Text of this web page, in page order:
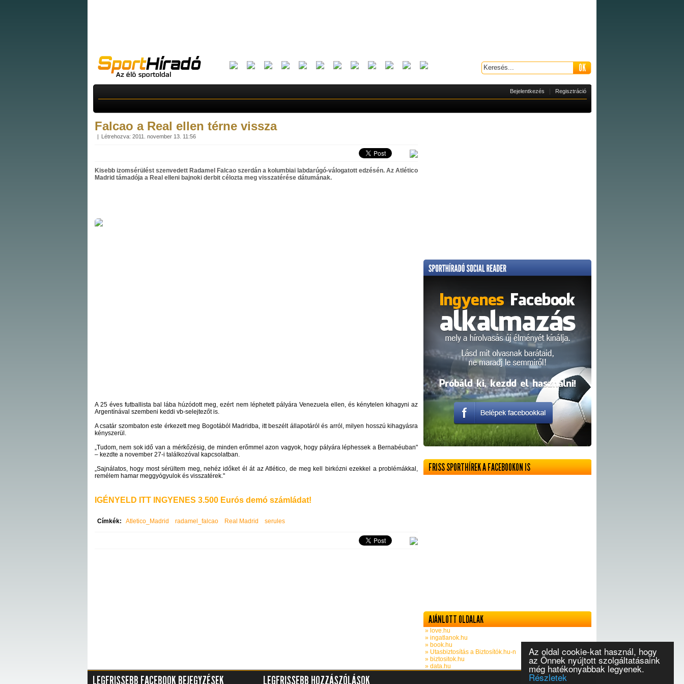
Az oldal cookie-kat használ, hogy
az Önnek nyújtott szolgáltatásaink
még hatékonyabbak legyenek.
Részletek
Bejelentkezés Regisztráció
Falcao a Real ellen térne vissza
Létrehozva: 2011. november 13. 11:56
Kisebb izomsérülést szenvedett Radamel Falcao szerdán a kolumbiai labdarúgó-válogatott edzésén. Az Atlético
Madrid támadója a Real elleni bajnoki derbit célozta meg visszatérése dátumának.
A 25 éves futballista bal lába húzódott meg, ezért nem léphetett pályára Venezuela ellen, és kénytelen kihagyni az
Argentínával szembeni keddi vb-selejtezőt is.
A csatár szombaton este érkezett meg Bogotából Madridba, itt beszélt állapotáról és arról, milyen hosszú kihagyásra
kényszerül.
„Tudom, nem sok idő van a mérkőzésig, de minden erőmmel azon vagyok, hogy pályára léphessek a Bernabéuban"
– kezdte a november 27-i találkozóval kapcsolatban.
„Sajnálatos, hogy most sérültem meg, nehéz időket él át az Atlético, de meg kell birkózni ezekkel a problémákkal,
remélem hamar meggyógyulok és visszatérek."
IGÉNYELD ITT INGYENES 3.500 Eurós demó számládat!
Címkék: Atletico_Madrid radamel_falcao Real Madrid serules
FRISS SPORTHÍREK A FACEBOOKON IS
AJÁNLOTT OLDALAK
» love.hu
» ingatlanok.hu
» book.hu
» Utasbiztosítás a Biztosítók.hu-n
» biztositok.hu
» data.hu
LEGFRISSEBB FACEBOOK BEJEGYZÉSEK LEGFRISSEBB HOZZÁSZÓLÁSOK